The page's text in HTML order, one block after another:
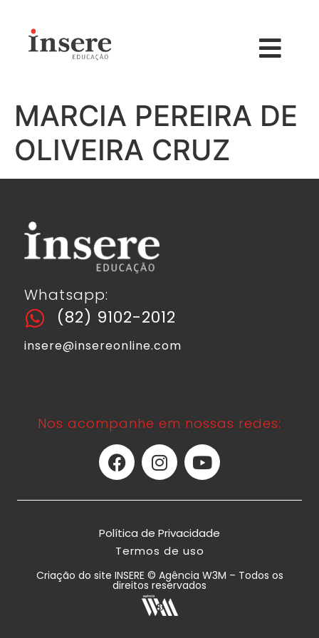
MARCIA PEREIRA DE
OLIVEIRA CRUZ
Whatsapp:
(82) 9102-2012
insere@insereonline.com
Nos acompanhe em nossas redes:
Política de Privacidade
Termos de uso
Criação do site INSERE © Agência W3M – Todos os
direitos reservados